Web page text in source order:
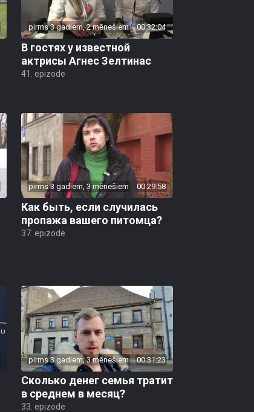
pirms 3 gadiem, 2 mēnešiem 00:32:04
B гостях у известной
актрисы Агнес Зелтинас
41. epizode
pirms 3 gadiem, 3 mēnešiem 00:29:58
Как быть, если случилась
пропажа вашего питомца?
37. epizode
pirms 3 gadiem, 3 mēnešiem 00:31:23
Сколько денег семья тратит
в среднем в месяц?
33. epizode